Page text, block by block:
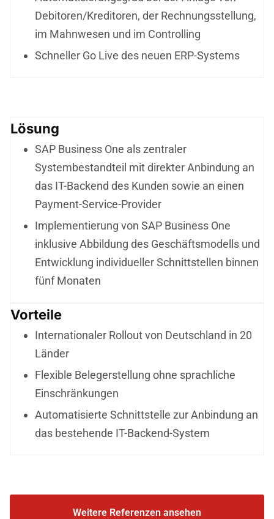
Debitoren/Kreditoren, der Rechnungsstellung,
im Mahnwesen und im Controlling
Schneller Go Live des neuen ERP-Systems
Lösung
SAP Business One als zentraler
Systembestandteil mit direkter Anbindung an
das IT-Backend des Kunden sowie an einen
Payment-Service-Provider
Implementierung von SAP Business One
inklusive Abbildung des Geschäftsmodells und
Entwicklung individueller Schnittstellen binnen
fünf Monaten
Vorteile
Internationaler Rollout von Deutschland in 20
Länder
Flexible Belegerstellung ohne sprachliche
Einschränkungen
Automatisierte Schnittstelle zur Anbindung an
das bestehende IT-Backend-System
Weitere Referenzen ansehen